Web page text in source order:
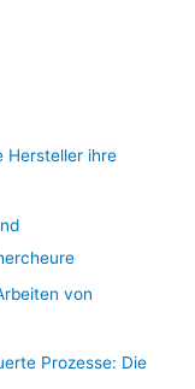
Hersteller ihre
von
Prozesse: Die